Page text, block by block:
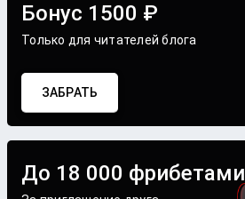
Бонус 1500 ₽
Только для читателей блога
ЗАБРАТЬ
До 18 000 фрибетами